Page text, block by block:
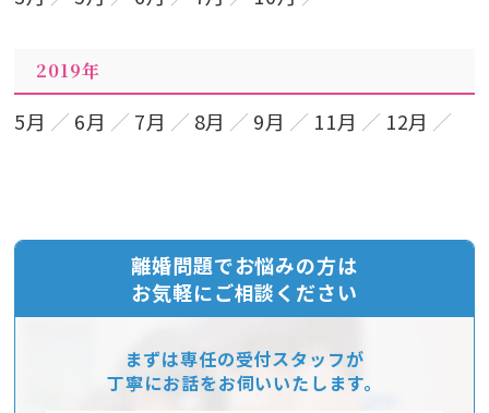
2019年
5月 6月 7月 8月 9月 11月 12月
離婚問題でお悩みの方は
お気軽にご相談ください
まずは専任の受付スタッフが
丁寧にお話をお伺いいたします。